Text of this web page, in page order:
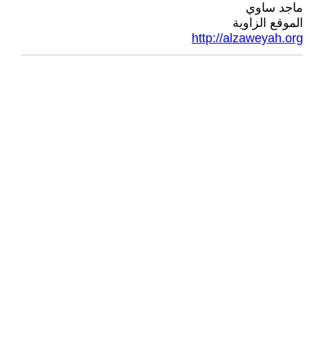
ماجد ساوي
الموقع الزاوية
http://alzaweyah.org